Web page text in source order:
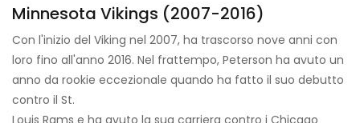
Minnesota Vikings (2007-2016)
Con l'inizio del Viking nel 2007, ha trascorso nove anni con
loro fino all'anno 2016. Nel frattempo, Peterson ha avuto un
anno da rookie eccezionale quando ha fatto il suo debutto
contro il St.